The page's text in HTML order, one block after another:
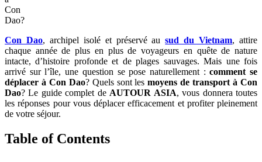
Con
Dao?
Con Dao, archipel isolé et préservé ausud du Vietnam, attire
chaque année de plus en plus de voyageurs en quête de nature
intacte, d’histoire profonde et de plages sauvages. Mais une fois
arrivé sur l’île, une question se pose naturellement :comment se
déplacer à Con Dao? Quels sont lesmoyens de transport à Con
Dao? Le guide complet de AUTOUR ASIA, vous donnera toutes
les réponses pour vous déplacer efficacement et profiter pleinement
de votre séjour.
Table of Contents